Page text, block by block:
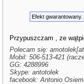
Efekt gwarantowany.
Przypuszczam , ze
Polecam się:
Mobil: 506-513-421
GG: 4288996
Skype: antotolek
facebook: Antonio